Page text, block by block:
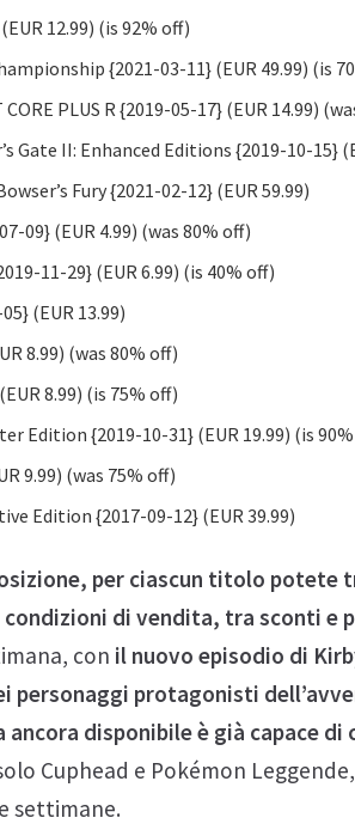
12.99) (is 92% off)
{2021-03-11} (EUR 49.99) (is
CORE PLUS R {2019-05-17} (EUR 14.99)
Gate II: Enhanced Editions {2019-10-15}
Fury {2021-02-12} (EUR 59.99)
09} (EUR 4.99) (was 80% off)
11-29} (EUR 6.99) (is 40% off)
(EUR 13.99)
8.99) (was 80% off)
8.99) (is 75% off)
Edition {2019-10-31} (EUR 19.99) (is
9.99) (was 75% off)
Edition {2017-09-12} (EUR 39.99)
per ciascun titolo potete
di vendita, tra sconti e
con il nuovo episodio di
protagonisti
disponibile è già capace
Cuphead e Pokémon
settimane.